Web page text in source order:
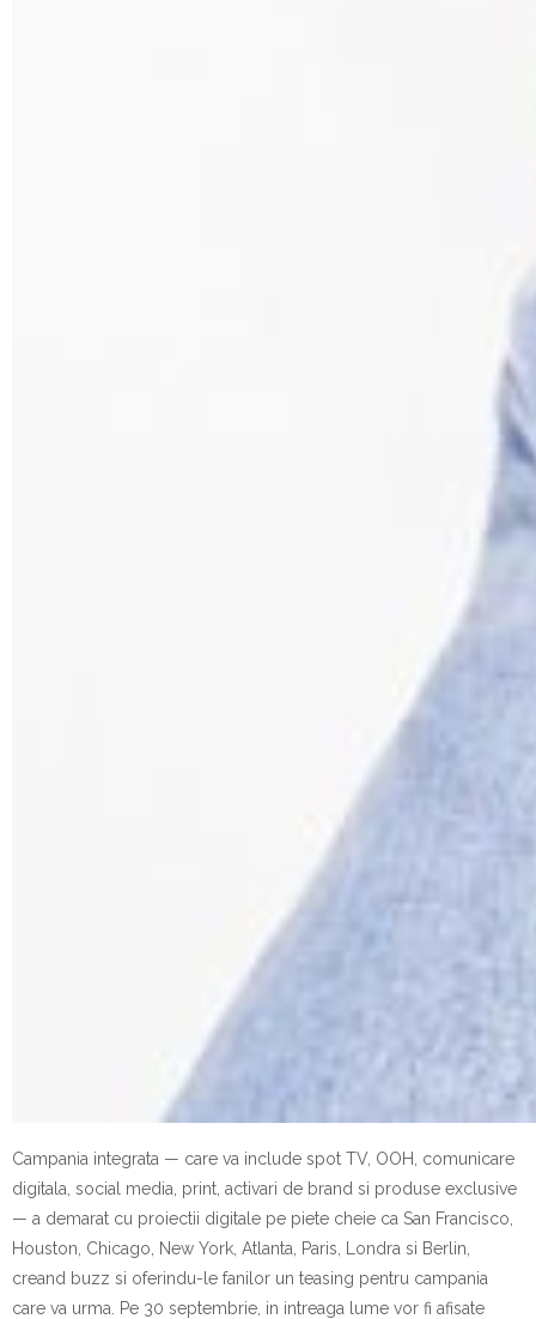
Campania integrata — care va include spot TV, OOH, comunicare
digitala, social media, print, activari de brand si produse exclusive
— a demarat cu proiectii digitale pe piete cheie ca San Francisco,
Houston, Chicago, New York, Atlanta, Paris, Londra si Berlin,
creand buzz si oferindu-le fanilor un teasing pentru campania
care va urma. Pe 30 septembrie, in intreaga lume vor fi afisate